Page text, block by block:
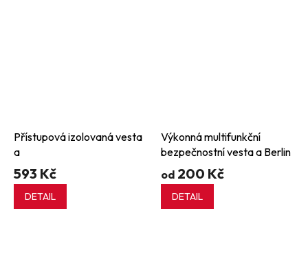
Přístupová izolovaná vesta
a
593 Kč
DETAIL
Výkonná multifunkční
bezpečnostní vesta a Berlin
od 200 Kč
DETAIL